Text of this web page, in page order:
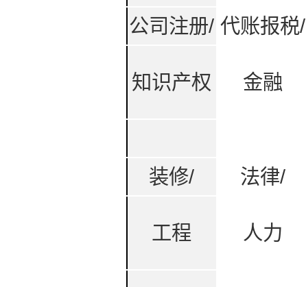
公司注册/ 代账报税/
知识产权 金融
装修/
法律/
工程 人力